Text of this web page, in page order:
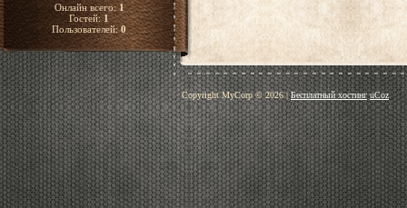
Онлайн всего:1
Гостей:1
Пользователей:0
Copyright MyCorp © 2026|Бесплатный хостинг uCoz